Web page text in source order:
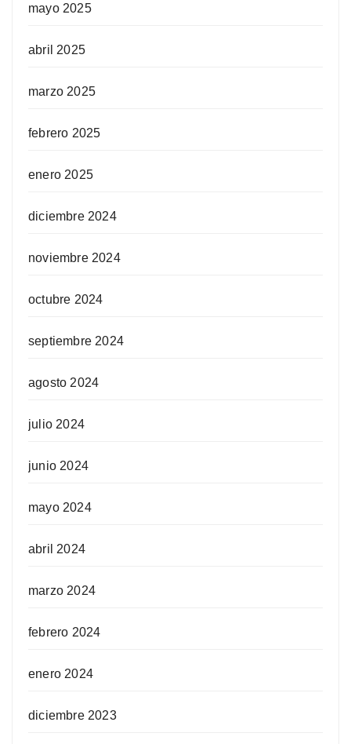
mayo 2025
abril 2025
marzo 2025
febrero 2025
enero 2025
diciembre 2024
noviembre 2024
octubre 2024
septiembre 2024
agosto 2024
julio 2024
junio 2024
mayo 2024
abril 2024
marzo 2024
febrero 2024
enero 2024
diciembre 2023